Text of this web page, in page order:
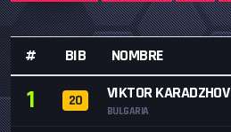
# BIB NOMBRE
1 20 VIKTOR KARADZHOV
BULGARIA